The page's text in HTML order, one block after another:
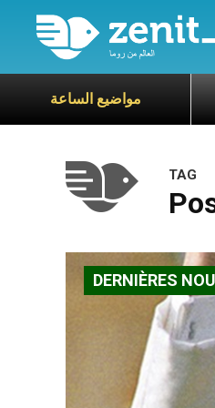
مواضيع الساعة
TAG
DERNIÈRES